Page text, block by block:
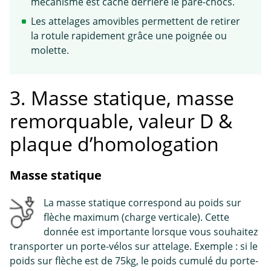
Les attelages amovibles permettent de retirer
la rotule rapidement grâce une poignée ou
molette.
3. Masse statique, masse
remorquable, valeur D &
plaque d’homologation
Masse statique
La masse statique correspond au poids sur
flèche maximum (charge verticale). Cette
donnée est importante lorsque vous souhaitez
transporter un porte-vélos sur attelage. Exemple : si le
poids sur flèche est de 75kg, le poids cumulé du porte-